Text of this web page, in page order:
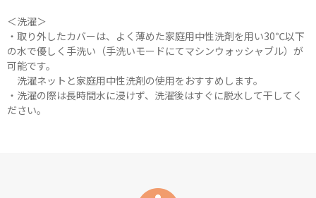
＜洗濯＞
・取り外したカバーは、よく薄めた家庭用中性洗剤を用い30℃以下
の水で優しく手洗い（手洗いモードにてマシンウォッシャブル）が
可能です。
洗濯ネットと家庭用中性洗剤の使用をおすすめします。
・洗濯の際は長時間水に浸けず、洗濯後はすぐに脱水して干してく
ださい。